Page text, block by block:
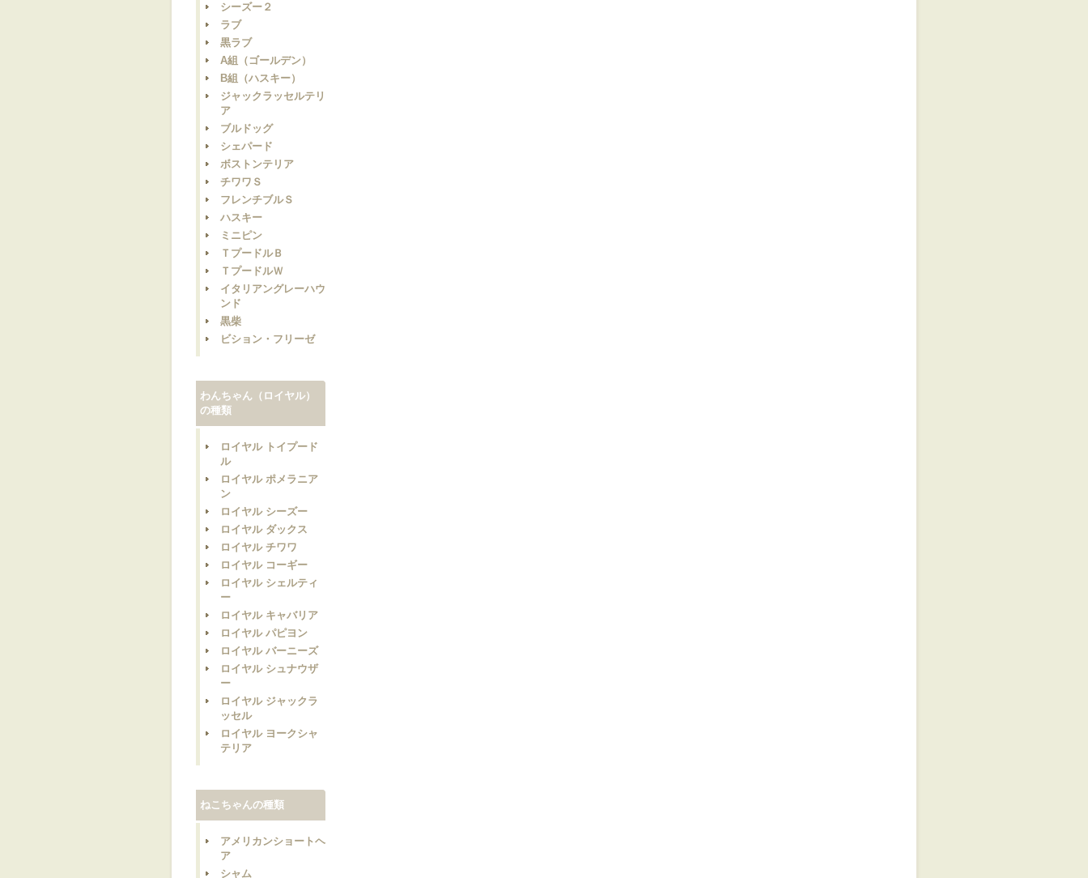
シーズー２
ラブ
黒ラブ
A組（ゴールデン）
B組（ハスキー）
ジャックラッセルテリ
ア
ブルドッグ
シェパード
ボストンテリア
チワワＳ
フレンチブルＳ
ハスキー
ミニピン
ＴプードルＢ
ＴプードルＷ
イタリアングレーハウ
ンド
黒柴
ビション・フリーゼ
わんちゃん（ロイヤル）
の種類
ロイヤル トイプード
ル
ロイヤル ポメラニア
ン
ロイヤル シーズー
ロイヤル ダックス
ロイヤル チワワ
ロイヤル コーギー
ロイヤル シェルティ
ー
ロイヤル キャバリア
ロイヤル パピヨン
ロイヤル バーニーズ
ロイヤル シュナウザ
ー
ロイヤル ジャックラ
ッセル
ロイヤル ヨークシャ
テリア
ねこちゃんの種類
アメリカンショートヘ
ア
シャム